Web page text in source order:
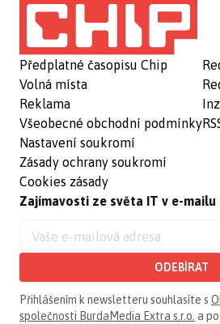
Předplatné časopisu Chip
Volná místa
Reklama
Všeobecné obchodní podmínky
Nastavení soukromí
Zásady ochrany soukromí
Cookies zásady
Zajímavosti ze světa IT v e-mailu
ODEBÍRAT
Přihlášením k newsletteru souhlasíte s
společnosti BurdaMedia Extra s.r.o. a